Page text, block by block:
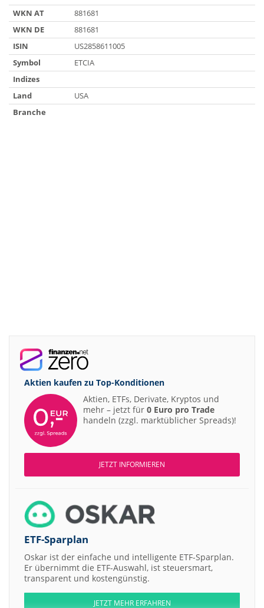
WKN AT
881681
WKN DE
881681
ISIN
US2858611005
Symbol
ETCIA
Indizes
Land
USA
Branche
Aktien kaufen zu Top-Konditionen
Aktien, ETFs, Derivate, Kryptos und
mehr – jetzt für 0 Euro pro Trade
handeln (zzgl. marktüblicher Spreads)!
JETZT INFORMIEREN
ETF-Sparplan
Oskar ist der einfache und intelligente ETF-Sparplan.
Er übernimmt die ETF-Auswahl, ist steuersmart,
transparent und kostengünstig.
JETZT MEHR ERFAHREN